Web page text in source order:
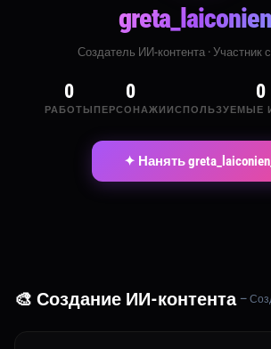
greta_laiconien_
Создатель ИИ-контента · Участник
0
РАБОТЫ
0
ПЕРСОНАЖИ
0
ИСПОЛЬЗУЕМЫЕ
✦ Нанять greta_laiconien_
🎨 Создание ИИ-контента —